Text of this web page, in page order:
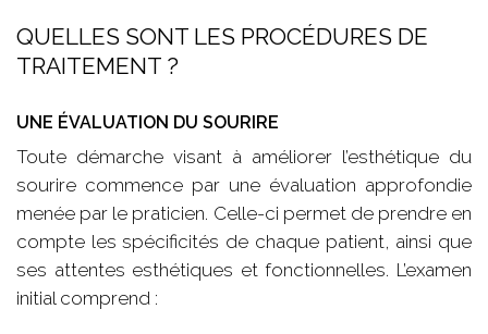
QUELLES SONT LES PROCÉDURES DE
TRAITEMENT ?
UNE ÉVALUATION DU SOURIRE
Toute démarche visant à améliorer l’esthétique du
sourire commence par une évaluation approfondie
menée par le praticien. Celle-ci permet de prendre en
compte les spécificités de chaque patient, ainsi que
ses attentes esthétiques et fonctionnelles. L’examen
initial comprend :